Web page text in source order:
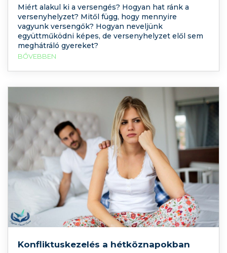
Miért alakul ki a versengés? Hogyan hat ránk a
versenyhelyzet? Mitől függ, hogy mennyire
vagyunk versengők? Hogyan neveljünk
együttműködni képes, de versenyhelyzet elől sem
meghátráló gyereket?
BŐVEBBEN
Konfliktuskezelés a hétköznapokban